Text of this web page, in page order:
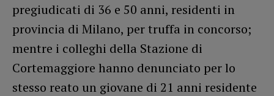
pregiudicati di 36 e 50 anni, residenti in
provincia di Milano, per truffa in concorso;
mentre i colleghi della Stazione di
Cortemaggiore hanno denunciato per lo
stesso reato un giovane di 21 anni residente